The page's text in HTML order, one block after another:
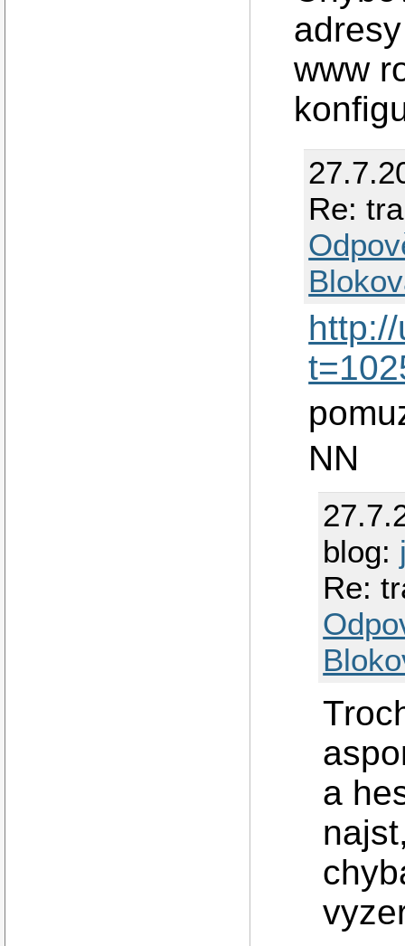
www
Re:
NN
blog:
Re:
a